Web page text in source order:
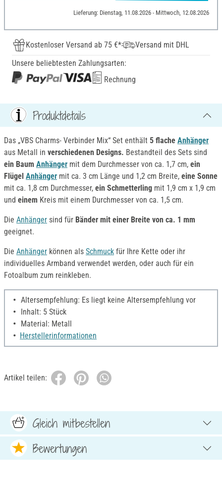
Lieferung: Dienstag, 11.08.2026 - Mittwoch, 12.08.2026
Kostenloser Versand ab 75 €*
Versand mit DHL
Unsere beliebtesten Zahlungsarten:
Rechnung
Produktdetails
Das „VBS Charms- Verbinder Mix“ Set enthält 5 flache Anhänger
aus Metall in verschiedenen Designs. Bestandteil des Sets sind
ein Baum Anhänger mit dem Durchmesser von ca. 1,7 cm, ein
Flügel Anhänger mit ca. 3 cm Länge und 1,2 cm Breite, eine Sonne
mit ca. 1,8 cm Durchmesser, ein Schmetterling mit 1,9 cm x 1,9 cm
und einem Kreis mit einem Durchmesser von ca. 1,5 cm.
Die Anhänger sind für Bänder mit einer Breite von ca. 1 mm
geeignet.
Die Anhänger können als Schmuck für Ihre Kette oder ihr
individuelles Armband verwendet werden, oder auch für ein
Fotoalbum zum reinkleben.
Altersempfehlung: Es liegt keine Altersempfehlung vor
Inhalt: 5 Stück
Material: Metall
Herstellerinformationen
Artikel teilen:
Gleich mitbestellen
Bewertungen